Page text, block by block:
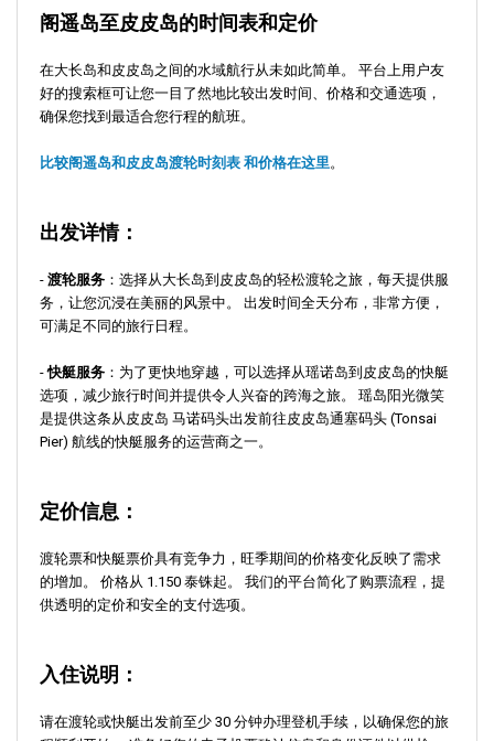
阁遥岛至皮皮岛的时间表和定价
在大长岛和皮皮岛之间的水域航行从未如此简单。 平台上用户友
好的搜索框可让您一目了然地比较出发时间、价格和交通选项，
确保您找到最适合您行程的航班。
比较阁遥岛和皮皮岛渡轮时刻表 和价格在这里 。
出发详情：
- 渡轮服务 ：选择从大长岛到皮皮岛的轻松渡轮之旅，每天提供服
务，让您沉浸在美丽的风景中。 出发时间全天分布，非常方便，
可满足不同的旅行日程。
-快艇服务 ：为了更快地穿越，可以选择从瑶诺岛到皮皮岛的快艇
选项，减少旅行时间并提供令人兴奋的跨海之旅。 瑶岛阳光微笑
是提供这条从皮皮岛 马诺码头出发前往皮皮岛通塞码头 (Tonsai
Pier) 航线的快艇服务的运营商之一。
定价信息：
渡轮票和快艇票价具有竞争力，旺季期间的价格变化反映了需求
的增加。 价格从 1.150 泰铢起。 我们的平台简化了购票流程，提
供透明的定价和安全的支付选项。
入住说明：
请在渡轮或快艇出发前至少 30 分钟办理登机手续，以确保您的旅